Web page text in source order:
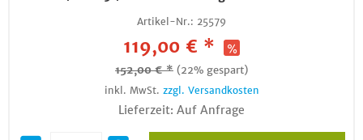
Artikel-Nr.: 25579
119,00 € *
152,00 € * (22% gespart)
inkl. MwSt. zzgl. Versandkosten
Lieferzeit: Auf Anfrage